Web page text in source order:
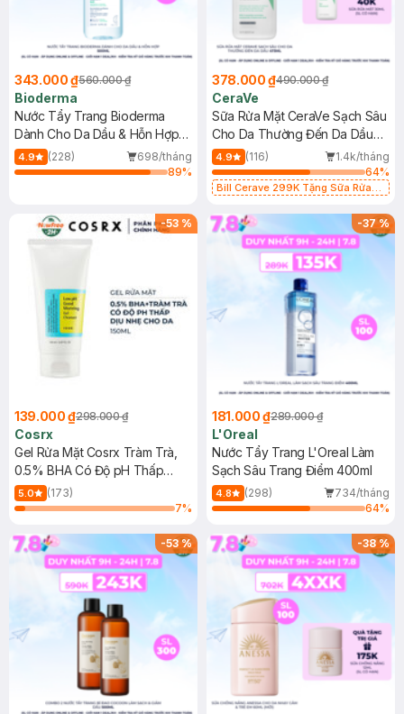
343.000 ₫560.000 ₫
Bioderma
Nước Tẩy Trang Bioderma
Dành Cho Da Dầu & Hỗn Hợp
500ml
4.9 (228)
698/tháng
89%
378.000 ₫490.000 ₫
CeraVe
Sữa Rửa Mặt CeraVe Sạch Sâu
Cho Da Thường Đến Da Dầu
473ml
4.9 (116)
1.4k/tháng
64%
Bill Cerave 299K Tặng Sữa Rửa
-53 %
139.000 ₫298.000 ₫
Cosrx
Gel Rửa Mặt Cosrx Tràm Trà,
0.5% BHA Có Độ pH Thấp
150ml
5.0
(173)
7%
-37%
181.000 ₫289.000 ₫
L'Oreal
Nước Tẩy Trang L'Oreal Làm
Sạch Sâu Trang Điểm 400ml
4.8 (298)
734/tháng
64%
-53% -38%